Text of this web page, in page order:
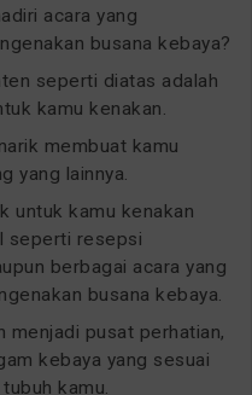
acara yang
busana kebaya?
seperti diatas adalah
kamu kenakan.
membuat kamu
yang lainnya.
untuk kamu kenakan
seperti resepsi
berbagai acara yang
busana kebaya.
menjadi pusat perhatian,
kebaya yang sesuai
kamu.